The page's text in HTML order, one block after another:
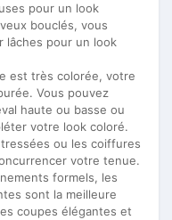
pour un look
bouclés, vous
lâches pour un look
est très colorée, votre
Vous pouvez
haute ou basse ou
votre look coloré.
ou les coiffures
votre tenue.
formels, les
sont la meilleure
coupes élégantes et